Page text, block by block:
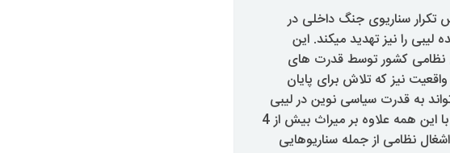
تکرار سناریوی جنگ داخلی در
را نیز تهدید میکند. این
نظامی کشور توسط قدرت های
نیز که تلاش برای پایان
به قدرت سیاسی نوین در لیبی
در در مقایسه با دولت های عراق و افغانستان، مشروعیت بیشتری بخشد. با این همه علاوه بر میراث بیش از 4
نظامی از جمله سناریوهایی